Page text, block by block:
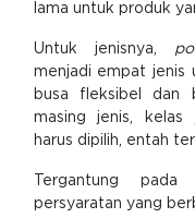
lama untuk produk
Untuk jenisnya,
menjadi empat jenis
busa fleksibel dan
masing jenis, kelas
harus dipilih, entah
Tergantung
persyaratan yang